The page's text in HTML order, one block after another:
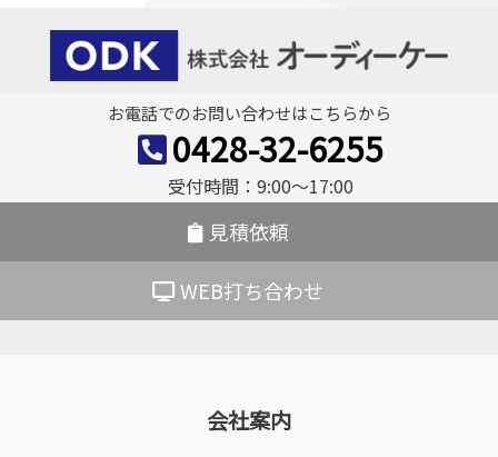
ビ
ゲ
ー
ン
お電話でのお問い合わせはこちらから
0428-32-6255
受付時間：9:00〜17:00
見積依頼
WEB打ち合わせ
会社案内